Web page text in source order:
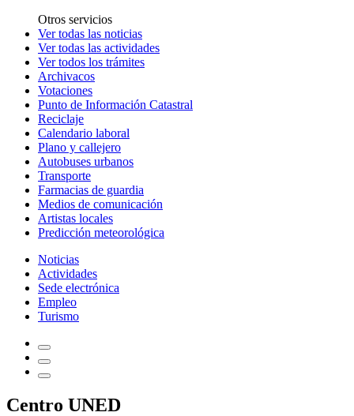
Otros servicios
Ver todas las noticias
Ver todas las actividades
Ver todos los trámites
Archivacos
Votaciones
Punto de Información Catastral
Reciclaje
Calendario laboral
Plano y callejero
Autobuses urbanos
Transporte
Farmacias de guardia
Medios de comunicación
Artistas locales
Predicción meteorológica
Noticias
Actividades
Sede electrónica
Empleo
Turismo
Centro UNED